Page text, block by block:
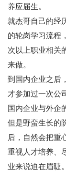
养应届生。
就杰哥自己的经
的轮岗学习流程
次以上职业相关
来做。
到国内企业之后
才参加过一次公
国内企业与外企
但是野蛮生长的
后，自然会把重
重视人才培养、
业来说迫在眉睫